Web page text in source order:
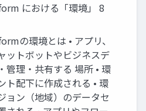
における「環境」 8
の環境とは • アプリ、
ットボットやビジネスデ
管理・共有する 場所 • 環
ト配下に作成される • 環
ョン（地域）のデータセ